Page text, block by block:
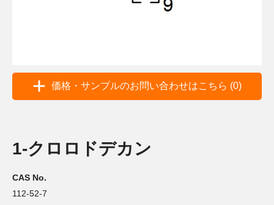
価格・サンプルのお問い合わせはこちら (0)
1-クロロドデカン
CAS No.
112-52-7